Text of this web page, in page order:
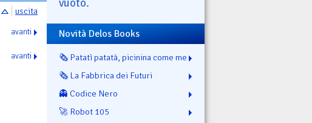
uscita
avanti
avanti
Novità Delos Books
🗞️ Patatì patatà, picinina come me
🗞️ La Fabbrica dei Futuri
👻 Codice Nero
🚀 Robot 105